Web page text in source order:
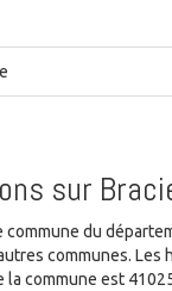
sur
du
communes. Les
la commune est